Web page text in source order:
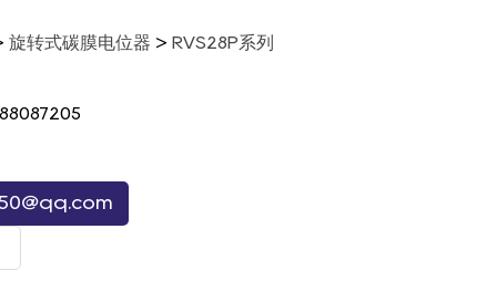
旋转式碳膜电位器 > RVS28P系列